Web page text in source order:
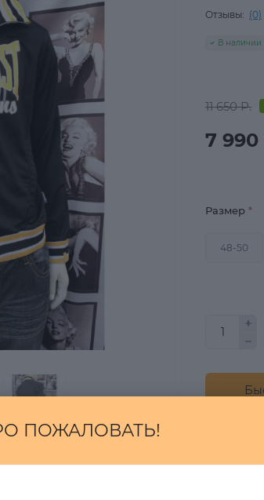
Отзывы: (0)
В наличии
11 650 Р.
7 990
Размер *
48-50
ПОЖАЛОВАТЬ!